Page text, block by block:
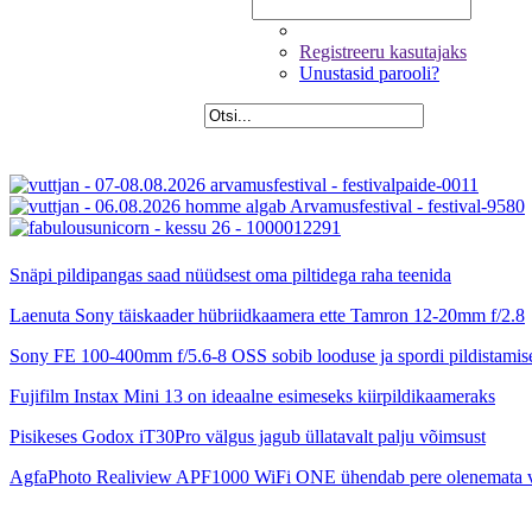
Registreeru kasutajaks
Unustasid parooli?
Snäpi pildipangas saad nüüdsest oma piltidega raha teenida
Laenuta Sony täiskaader hübriidkaamera ette Tamron 12-20mm f/2.8
Sony FE 100-400mm f/5.6-8 OSS sobib looduse ja spordi
Fujifilm Instax Mini 13 on ideaalne esimeseks kiirpildikaameraks
Pisikeses Godox iT30Pro välgus jagub üllatavalt palju võimsust
AgfaPhoto Realiview APF1000 WiFi ONE ühendab pere olenemata